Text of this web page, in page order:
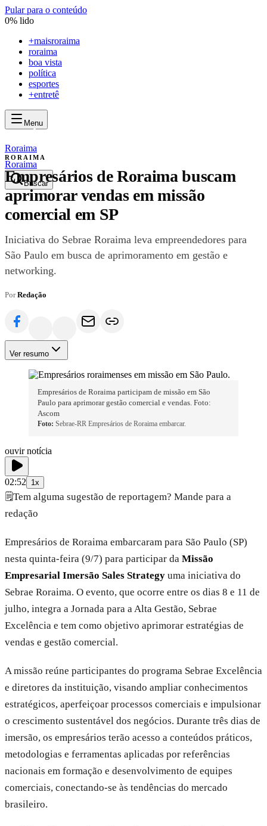
Pular para o conteúdo
0% lido
+maisroraima
roraima
boa vista
política
esportes
+entretê
Menu
maisroraima
mais
Roraima
Buscar
Roraima
RORAIMA
Empresários de Roraima buscam
aprimorar vendas em missão
comercial em SP
Iniciativa do Sebrae Roraima leva empreendedores para
São Paulo em busca de aprimoramento em gestão e
networking.
PorRedação
Ver resumo
Empresários de Roraima participam de missão em São
Paulo para aprimorar gestão comercial e vendas. Foto:
Ascom
Foto: Sebrae-RR Empresários de Roraima embarcar.
ouvir notícia
02:52 1x
🗒️Tem alguma sugestão de reportagem? Mande para a
redação
Empresários de Roraima embarcaram para São Paulo (SP)
nesta quinta-feira (9/7) para participar da Missão
Empresarial Imersão Sales Strategy uma iniciativa do
Sebrae Roraima. O evento, que ocorre entre os dias 8 e 11 de
julho, integra a Jornada para a Alta Gestão, Sebrae
Excelência e tem como objetivo aprimorar estratégias de
vendas e gestão comercial.
A missão reúne participantes do programa Sebrae Excelência
e diretores da instituição, visando ampliar conhecimentos
estratégicos, aperfeiçoar processos comerciais e impulsionar
o crescimento sustentável dos negócios. Durante três dias de
imersão, os empresários terão acesso a conteúdos práticos,
metodologias e ferramentas aplicadas por referências
nacionais em formação e desenvolvimento de equipes
comerciais, conectando-se às tendências do mercado
brasileiro.